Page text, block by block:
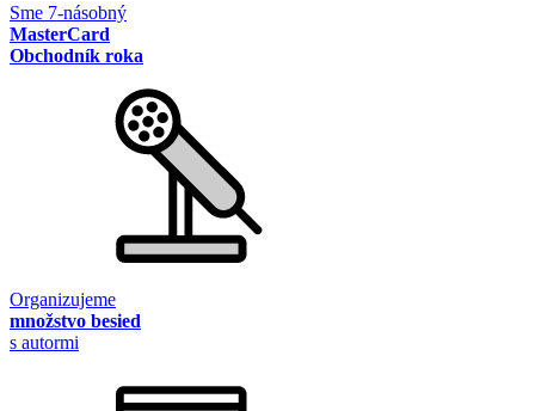
Sme 7-násobný
MasterCard
Obchodník roka
Organizujeme
množstvo besied
s autormi